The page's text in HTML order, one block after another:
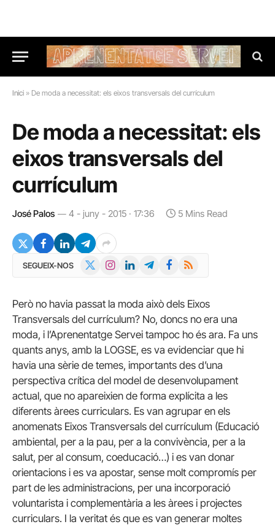
Inici » De moda a necessitat: els eixos transversals del currículum
De moda a necessitat: els
eixos transversals del
currículum
José Palos 4 - juny - 2015 · 17:36 5 Mins Read
SEGUEIX-NOS InstagramLinkedInTelegramFacebook
RSS
Però no havia passat la moda això dels Eixos
Transversals del currículum? No, doncs no era una
moda, i l’Aprenentatge Servei tampoc ho és ara. Fa uns
quants anys, amb la LOGSE, es va evidenciar que hi
havia una sèrie de temes, importants des d’una
perspectiva crítica del model de desenvolupament
actual, que no apareixien de forma explícita a les
diferents àrees curriculars. Es van agrupar en els
anomenats Eixos Transversals del currículum (Educació
ambiental, per a la pau, per a la convivència, per a la
salut, per al consum, coeducació…) i es van donar
orientacions i es va apostar, sense molt compromís per
part de les administracions, per una incorporació
voluntarista i complementària a les àrees i projectes
curriculars. I la veritat és que es van generar moltes